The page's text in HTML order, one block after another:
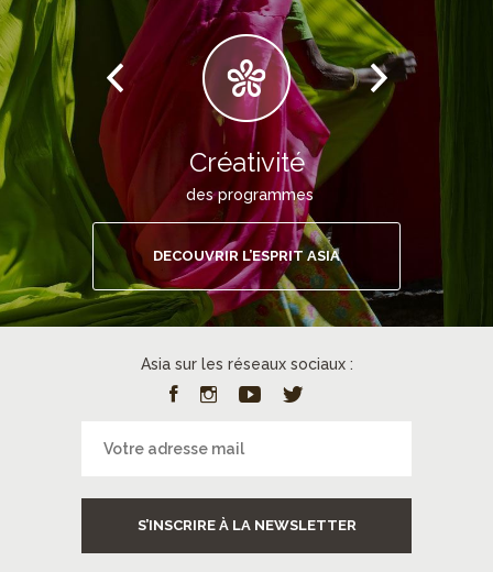
Créativité
des programmes
DECOUVRIR L’ESPRIT ASIA
Asia sur les réseaux sociaux :
S’INSCRIRE À LA NEWSLETTER